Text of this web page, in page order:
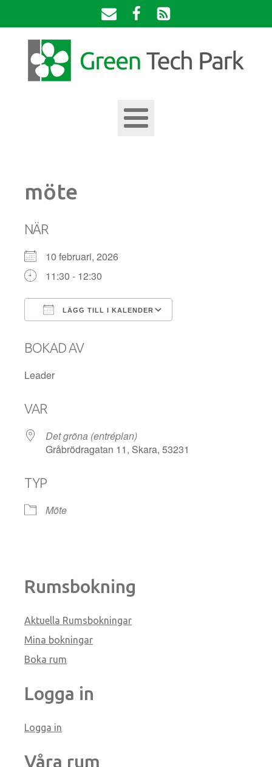
möte
NÄR
10 februari, 2026
11:30 - 12:30
LÄGG TILL I KALENDER
BOKAD AV
Leader
VAR
Det gröna (entréplan)
Gråbrödragatan 11, Skara, 53231
TYP
Möte
Rumsbokning
Aktuella Rumsbokningar
Mina bokningar
Boka rum
Logga in
Logga in
Våra rum